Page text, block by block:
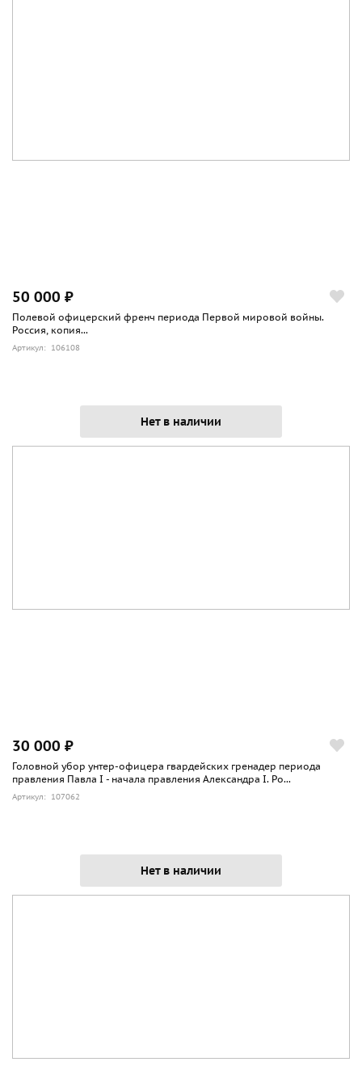
50 000 ₽
Полевой офицерский френч периода Первой мировой войны.
Россия, копия...
Артикул: 106108
Нет в наличии
30 000 ₽
Головной убор унтер-офицера гвардейских гренадер периода
правления Павла I - начала правления Александра I. Ро...
Артикул: 107062
Нет в наличии